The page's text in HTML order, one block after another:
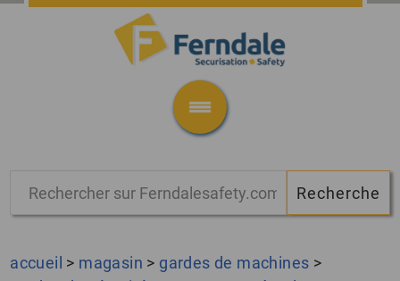
accueil > magasin > gardes de machines >